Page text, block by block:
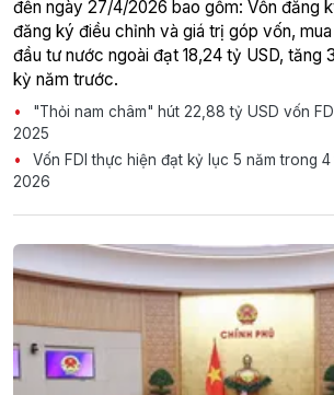
đến ngày 27/4/2026 bao gồm: Vốn đăng
đăng ký điều chỉnh và giá trị góp vốn,
đầu tư nước ngoài đạt 18,24 tỷ USD, tăng
kỳ năm trước.
"Thỏi nam châm" hút 22,88 tỷ USD vốn
2025
Vốn FDI thực hiện đạt kỷ lục 5 năm trong
2026